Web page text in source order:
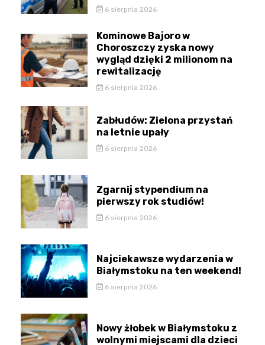
6 sierpnia 2026
Kominowe Bajoro w
Choroszczy zyska nowy
wygląd dzięki 2 milionom na
rewitalizację
6 sierpnia 2026
Zabłudów: Zielona przystań
na letnie upały
6 sierpnia 2026
Zgarnij stypendium na
pierwszy rok studiów!
6 sierpnia 2026
Najciekawsze wydarzenia w
Białymstoku na ten weekend!
6 sierpnia 2026
Nowy żłobek w Białymstoku z
wolnymi miejscami dla dzieci